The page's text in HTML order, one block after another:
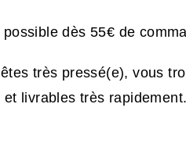
dès 55€ de
très pressé(e), vous
livrables très rapidement.